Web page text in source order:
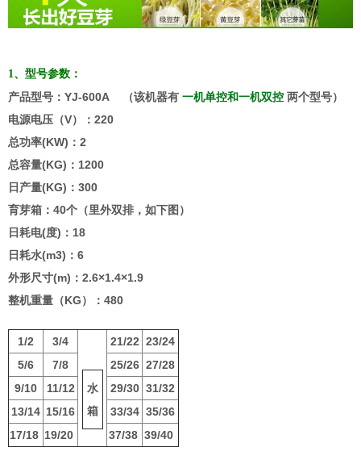
1、型号参数：
产品型号：YJ-600A （该机器有 一机单控和一机双控 两个型号）
电源电压（V）：220
总功率(KW)：2
总容量(KG)：1200
日产量(KG)：300
育芽箱：40个（里外双排，如下图）
日耗电(度)：18
日耗水(m3)：6
外形尺寸(m)：2.6×1.4×1.9
整机重量（KG）：480
1/2 3/4
水
箱
21/22 23/24
5/6
7/8 25/26 27/28
9/10
11/12 29/30 31/32
13/14 15/16 33/34 35/36
17/18 19/20 37/38 39/40